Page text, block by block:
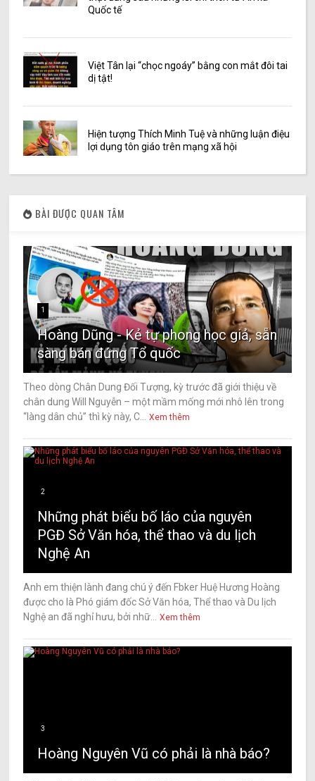
Quốc tế
Việt Tân lại “chọc ngoáy” bằng con mắt đôi tai
dị tật!
Hiện tượng Thích Minh Tuệ và những luận điệu
lợi dụng tôn giáo trên mạng xã hội
BÀI ĐƯỢC QUAN TÂM
1
Hoàng Dũng - Kẻ tự phong học giả, sẵn
sàng bán đứng Tổ quốc
Theo dòng Chân Dung Đối Tượng, kỳ trước đã giới thiệu về
chân dung Will Nguyễn – một mầm mống mới nhô lên trong
“làng dân chủ” thì kỳ này, C...
Xem thêm
2
Những phát biểu bố láo của nguyên
PGĐ Sở Văn hóa, thể thao và du lịch
Nghệ An
Anh em thiện lành đang chú ý đến Fbker Huệ Hương Hoàng
được cho là Phó giám đốc Sở Văn hóa, Thể thao và Du lịch
Nghệ an đã nghỉ hưu, bởi nhữ...
Xem thêm
3
Hoàng Nguyên Vũ có phải là nhà báo?